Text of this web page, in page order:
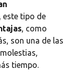
este tipo de
, como
son una de las
tiempo.